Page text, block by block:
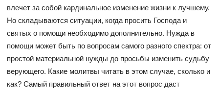
влечет за собой кардинальное изменение жизни к лучшему.
Но складываются ситуации, когда просить Господа и
святых о помощи необходимо дополнительно. Нужда в
помощи может быть по вопросам самого разного спектра: от
простой материальной нужды до просьбы изменить судьбу
верующего. Какие молитвы читать в этом случае, сколько и
как? Самый правильный ответ на этот вопрос даст